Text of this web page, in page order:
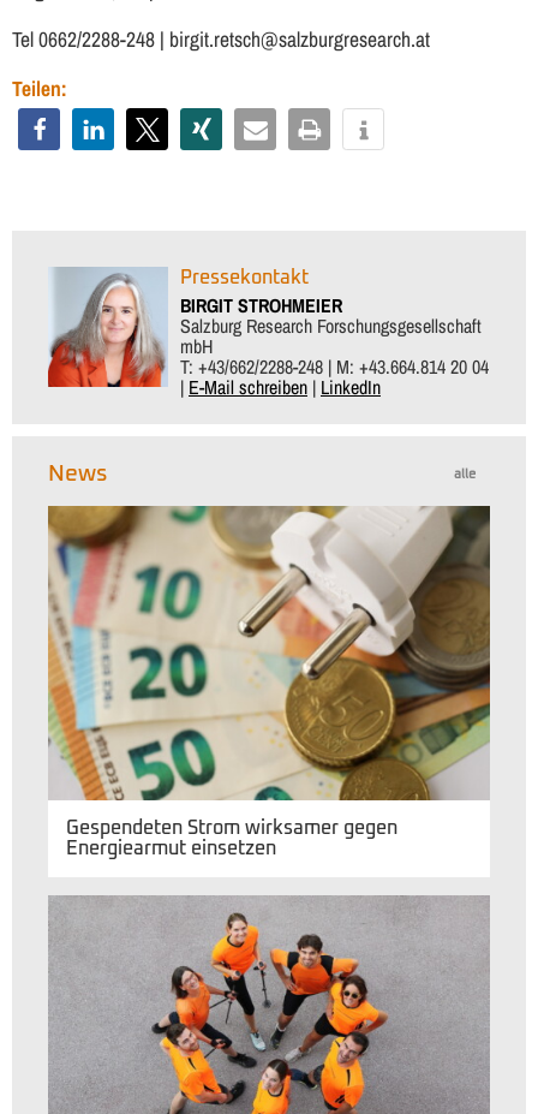
Tel 0662/2288-248 | birgit.retsch@salzburgresearch.at
Teilen:
Pressekontakt
BIRGIT STROHMEIER
Salzburg Research Forschungsgesellschaft
mbH
T: +43/662/2288-248 | M: +43.664.814 20 04
| E-Mail schreiben | LinkedIn
alle
News
Gespendeten Strom wirksamer gegen
Energiearmut einsetzen